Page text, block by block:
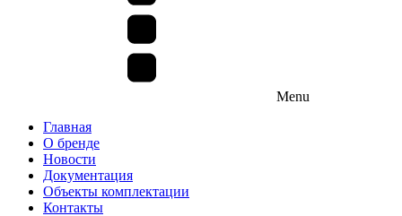
Menu
Главная
О бренде
Новости
Документация
Объекты комплектации
Контакты